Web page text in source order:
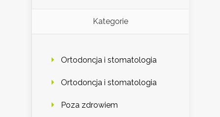
Kategorie
Ortodoncja i stomatologia
Ortodoncja i stomatologia
Poza zdrowiem